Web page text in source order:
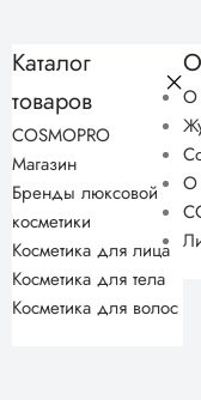
Каталог
товаров
COSMOPRO
Магазин
Бренды люксовой
косметики
Косметика для лица
Косметика для тела
Косметика для волос
О
О